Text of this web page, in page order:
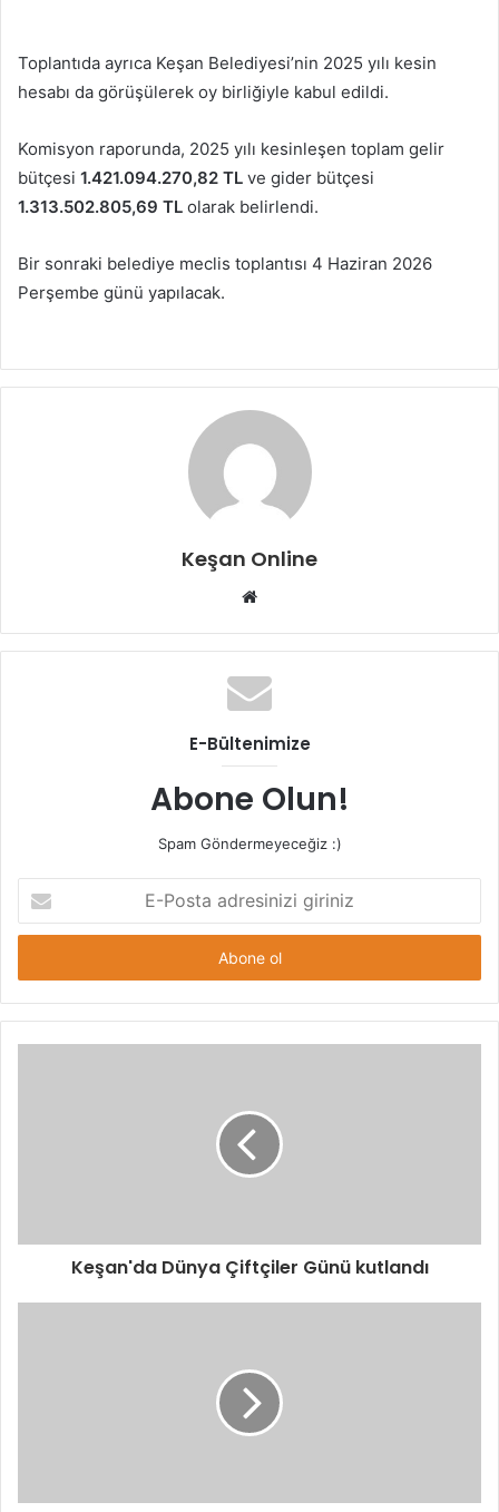
Toplantıda ayrıca Keşan Belediyesi’nin 2025 yılı kesin
hesabı da görüşülerek oy birliğiyle kabul edildi.
Komisyon raporunda, 2025 yılı kesinleşen toplam gelir
bütçesi 1.421.094.270,82 TL ve gider bütçesi
1.313.502.805,69 TL olarak belirlendi.
Bir sonraki belediye meclis toplantısı 4 Haziran 2026
Perşembe günü yapılacak.
Keşan Online
Web
E-Bültenimize
Abone Olun!
Spam Göndermeyeceğiz :)
Posta
adresinizi
Keşan'da Dünya Çiftçiler Günü kutlandı